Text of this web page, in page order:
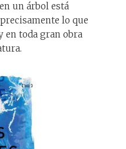
un árbol está
lo que
en toda gran obra